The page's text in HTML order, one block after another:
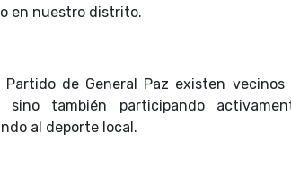
en nuestro distrito.
Partido de General Paz existen
sino también participando
al deporte local.